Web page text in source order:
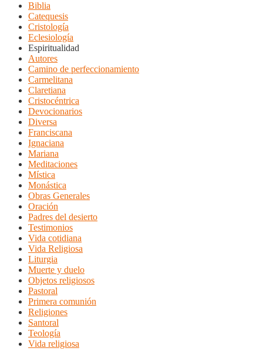
Biblia
Catequesis
Cristología
Eclesiología
Espiritualidad
Autores
Camino de perfeccionamiento
Carmelitana
Claretiana
Cristocéntrica
Devocionarios
Diversa
Franciscana
Ignaciana
Mariana
Meditaciones
Mística
Monástica
Obras Generales
Oración
Padres del desierto
Testimonios
Vida cotidiana
Vida Religiosa
Liturgia
Muerte y duelo
Objetos religiosos
Pastoral
Primera comunión
Religiones
Santoral
Teología
Vida religiosa